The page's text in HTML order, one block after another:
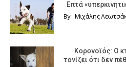
Επτά
By: Μιχάλης
Κορονοϊός: Ο
τονίζει ότι δεν